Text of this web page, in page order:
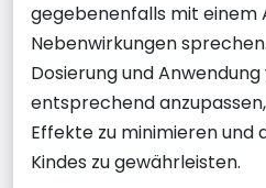
gegebenenfalls mit einem
Nebenwirkungen
Dosierung und
entsprechend
Effekte zu minimieren und
Kindes zu gewährleisten.